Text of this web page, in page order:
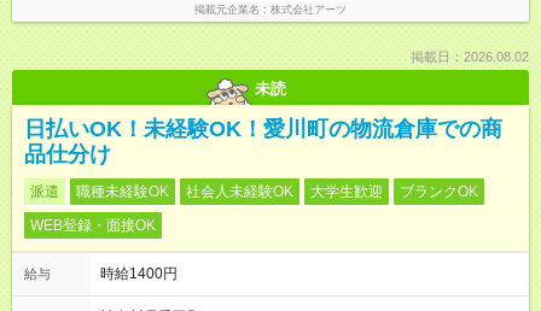
掲載元企業名 株式会社アーツ
掲載日：2026.08.02
未読
日払いOK！未経験OK！愛川町の物流倉庫での商
品仕分け
派遣 職種未経験OK 社会人未経験OK 大学生歓迎
ブランクOK
WEB登録・面接OK
給与 時給1400円